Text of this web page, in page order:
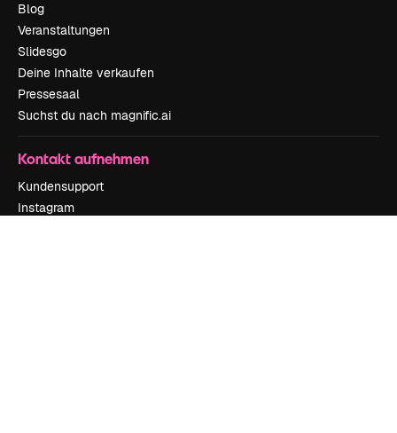
Blog
Veranstaltungen
Slidesgo
Deine Inhalte verkaufen
Pressesaal
Suchst du nach magnific.ai
Kontakt aufnehmen
Kundensupport
Instagram